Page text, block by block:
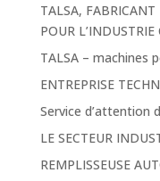
TALSA,
POUR L’INDUSTRIE
TALSA – machines
ENTREPRISE
Service d’attention
LE SECTEUR
REMPLISSEUSE